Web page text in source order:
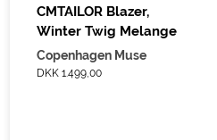
CMTAILOR Blazer,
Winter Twig Melange
Copenhagen Muse
DKK 1.499,00